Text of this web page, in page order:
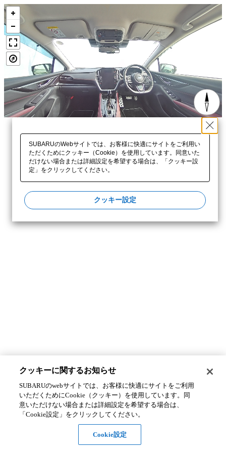
SUBARUのWebサイトでは、お客様に快適にサイトをご利用い
ただくためにクッキー（Cookie）を使用しています。同意いた
だけない場合または詳細設定を希望する場合は、「クッキー設
定」をクリックしてください。​
クッキー設定
クッキーに関するお知らせ​
SUBARUのwebサイトでは、お客様に快適にサイトをご利用
いただくためにCookie（クッキー）を使用しています。​ 同
意いただけない場合または詳細設定を希望する場合は、
「Cookie設定」をクリックしてください。​
Cookie設定